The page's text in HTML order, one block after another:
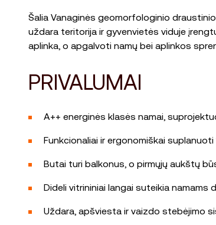
Šalia Vanaginės geomorfologinio
uždara teritorija ir gyvenvietės viduje
aplinka, o apgalvoti namų bei aplinkos
PRIVALUMAI
A++ energinės klasės namai,
Funkcionaliai ir ergonomiškai
Butai turi balkonus, o pirmųjų aukštų
Dideli vitrininiai langai suteikia namams
Uždara, apšviesta ir vaizdo stebėjimo